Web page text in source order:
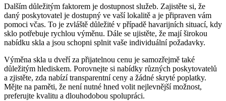
Dalším důležitým faktorem je dostupnost služeb.‌ Zajistěte si, že
daný poskytovatel je dostupný ve vaší lokalitě a je připraven​ vám‍
pomoci ⁤včas. To je zvláště důležité ⁤v případě⁤ havarijních situací, kdy
sklo potřebuje ‌rychlou výměnu. Dále se ujistěte, že mají širokou
nabídku skla a jsou schopni ‌splnit⁢ vaše individuální‍ požadavky.
Výměna skla u dveří za⁣ přijatelnou cenu je samozřejmě také
důležitým hlediskem. Porovnejte si ​nabídky různých poskytovatelů
a zjistěte, ‌zda nabízí transparentní ceny a ⁢žádné skryté poplatky.
Mějte na paměti, že není nutné ⁢hned volit nejlevnější možnost,
preferujte kvalitu a ‍dlouhodobou spolupráci.